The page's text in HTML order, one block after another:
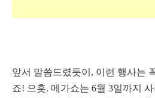
앞서 말씀드렸듯이, 이런 행사는
죠! 으흣. 메가쇼는 6월 3일까지